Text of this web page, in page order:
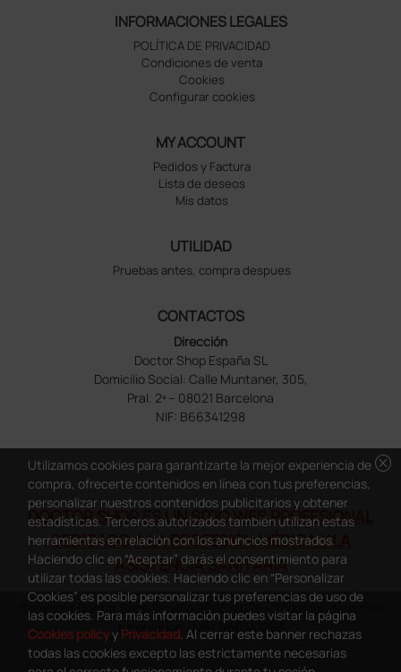
INFORMACIONES LEGALES
POLÍTICA DE PRIVACIDAD
Condiciones de venta
Cookies
Configurar cookies
MY ACCOUNT
Pedidos y Factura
Lista de deseos
Mis datos
UTILIDAD
Pruebas antes, compra despues
CONTACTOS
Dirección
Doctor Shop España SL
Domicilio Social: Calle Muntaner, 305,
Pral. 2ª – 08021 Barcelona
NIF: B66341298
DOCTOR SHOP ES UN SITIO WEB PROFESIONAL
DEDICADO A LA PROFESIÓN MÉDICA Y LA
ASISTENCIA SANITARIA
Copyright Doctor Shop España 2005-2026 - Todos los derechos
reservados - NIF.: B66341298
cancel
Utilizamos cookies para garantizarte la mejor experiencia de
compra, ofrecerte contenidos en línea con tus preferencias,
personalizar nuestros contenidos publicitarios y obtener
estadísticas. Terceros autorizados también utilizan estas
herramientas en relación con los anuncios mostrados.
Haciendo clic en “Aceptar” darás el consentimiento para
utilizar todas las cookies. Haciendo clic en “Personalizar
Cookies” es posible personalizar tus preferencias de uso de
las cookies. Para más información puedes visitar la página
Cookies policyy Privacidad. Al cerrar este banner rechazas
todas las cookies excepto las estrictamente necesarias